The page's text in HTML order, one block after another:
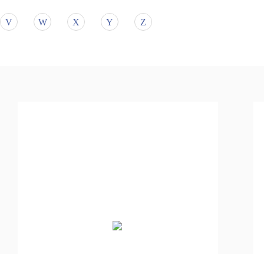
V W X Y Z